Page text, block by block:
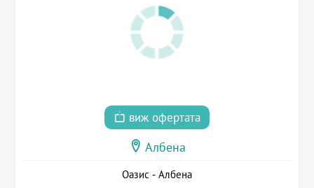
виж офертата
Албена
Оазис - Албена